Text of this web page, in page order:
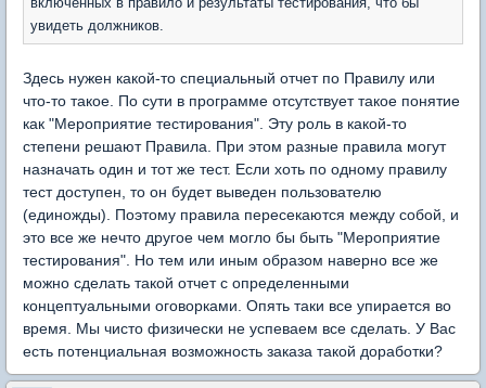
увидеть должников.
Здесь нужен какой-то специальный отчет по Правилу или
что-то такое. По сути в программе отсутствует такое понятие
как "Мероприятие тестирования". Эту роль в какой-то
степени решают Правила. При этом разные правила могут
назначать один и тот же тест. Если хоть по одному правилу
тест доступен, то он будет выведен пользователю
(единожды). Поэтому правила пересекаются между собой, и
это все же нечто другое чем могло бы быть "Мероприятие
тестирования". Но тем или иным образом наверно все же
можно сделать такой отчет с определенными
концептуальными оговорками. Опять таки все упирается во
время. Мы чисто физически не успеваем все сделать. У Вас
есть потенциальная возможность заказа такой доработки?